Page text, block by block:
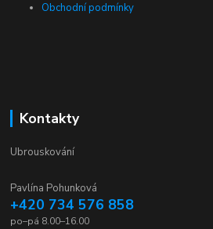
Obchodní podmínky
Kontakty
Ubrouskování
Pavlína Pohunková
+420 734 576 858
po–pá 8.00–16.00